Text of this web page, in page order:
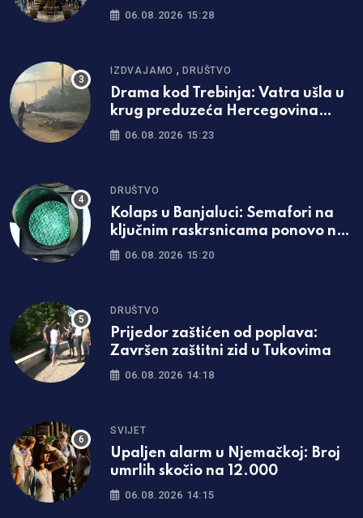
spratova postati nova praksa
06.08.2026 15:28
IZDVAJAMO ,DRUŠTVO
Drama kod Trebinja: Vatra ušla u
krug preduzeća Hercegovina
putevi
06.08.2026 15:23
DRUŠTVO
Kolaps u Banjaluci: Semafori na
ključnim raskrsnicama ponovo ne
rade
06.08.2026 15:20
DRUŠTVO
Prijedor zaštićen od poplava:
Završen zaštitni zid u Tukovima
06.08.2026 14:18
SVIJET
Upaljen alarm u Njemačkoj: Broj
umrlih skočio na 12.000
06.08.2026 14:15